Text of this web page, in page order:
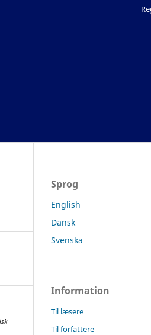
Sprog
English
Dansk
Svenska
Information
Til læsere
Til forfattere